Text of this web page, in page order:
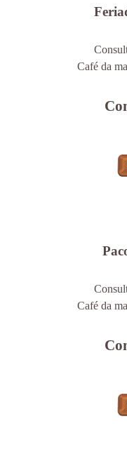
Café da
Café da